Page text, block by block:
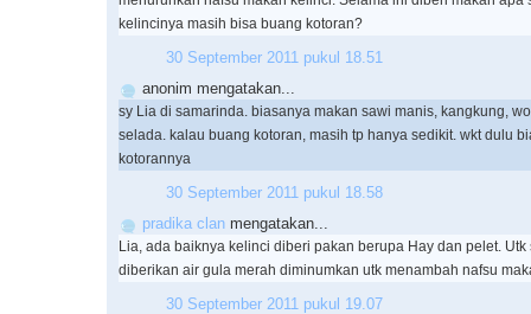
kelincinya masih bisa buang kotoran?
30 September 2011 pukul 18.51
anonim mengatakan...
sy Lia di samarinda. biasanya makan sawi manis, kangkung,
selada. kalau buang kotoran, masih tp hanya sedikit. wkt dulu
kotorannya
30 September 2011 pukul 18.58
pradika clan mengatakan...
Lia, ada baiknya kelinci diberi pakan berupa Hay dan pelet. Utk
diberikan air gula merah diminumkan utk menambah nafsu
30 September 2011 pukul 19.07